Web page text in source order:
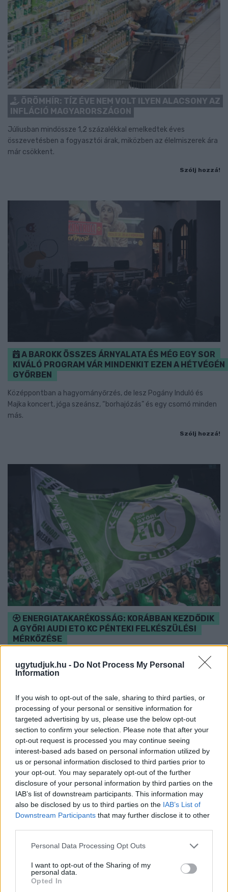
ugytudjuk.hu - Do Not Process My Personal
Information
If you wish to opt-out of the sale, sharing to third parties, or
processing of your personal or sensitive information for
targeted advertising by us, please use the below opt-out
section to confirm your selection. Please note that after your
opt-out request is processed you may continue seeing
interest-based ads based on personal information utilized by
us or personal information disclosed to third parties prior to
your opt-out. You may separately opt-out of the further
disclosure of your personal information by third parties on the
IAB’s list of downstream participants. This information may
also be disclosed by us to third parties on the IAB’s List of
Downstream Participants that may further disclose it to other
Please note that this website/app uses one or more Google
not limited to your visit or usage behaviour. You may click to
grant or deny consent to Google and its third-party tags to
use your data for below specified purposes in below Google
Personal Data Processing Opt Outs
I want to opt-out of the Sharing of my
personal data.
Opted In
ÖRÖMHÍR: TÍZ ÉVE NEM VOLT ILYEN ALACSONY AZ
INFLÁCIÓ MAGYARORSZÁGON
Júliusban mindössze 1,2 százalékkal emelkedtek éves
összevetésben a fogyasztói árak, miközben az élelmiszerek ára
már csökkent.
Szólj hozzá!
A BAROKK ÖSSZES ÁRNYALATA ÉS MÉG EGY SOR
KIVÁLÓ PROGRAM VÁR MINDENKIT EZEN A HÉTVÉGÉN
GYŐRBEN
Középpontban a hagyományőrzés, de lesz Pogány Induló és
Majka koncert, jóga szeánsz, “borhajózás” és egy csomó minden
más.
Szólj hozzá!
ENERGIATAKARÉKOSSÁG: KORÁBBAN KEZDŐDIK
A GYŐRI AUDI ETO KC PÉNTEKI FELKÉSZÜLÉSI
MÉRKŐZÉSE
Az energiaellátás tehermentesítése érdekében másfél órával
előrébb hozták a Brest Bretagne Handball elleni találkozó
1 hozzászólás
BAROKK POMPÁBA ÖLTÖZIK A BELVÁROS: